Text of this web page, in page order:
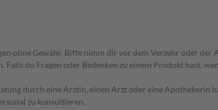
ohne Gewähr. Bitte nimm dir vor dem Verzehr oder
du Fragen oder Bedenken zu einem Produkt hast,
durch eine Ärztin, einen Arzt oder eine Apothekerin
zu konsultieren.